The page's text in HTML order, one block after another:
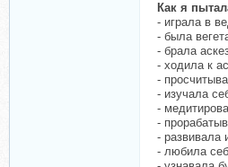
Как я
- играла в
- была
- брала
- ходила к
-
- изучала
-
-
- развивала
- любила